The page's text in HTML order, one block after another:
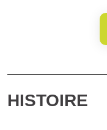
HISTOIRE